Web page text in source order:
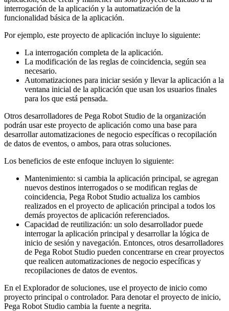
interrogación de la aplicación y la automatización de la
funcionalidad básica de la aplicación.
Por ejemplo, este proyecto de aplicación incluye lo siguiente:
La interrogación completa de la aplicación.
La modificación de las reglas de coincidencia, según sea
necesario.
Automatizaciones para iniciar sesión y llevar la aplicación a la
ventana inicial de la aplicación que usan los usuarios finales
para los que está pensada.
Otros desarrolladores de Pega Robot Studio de la organización
podrán usar este proyecto de aplicación como una base para
desarrollar automatizaciones de negocio específicas o recopilación
de datos de eventos, o ambos, para otras soluciones.
Los beneficios de este enfoque incluyen lo siguiente:
Mantenimiento: si cambia la aplicación principal, se agregan
nuevos destinos interrogados o se modifican reglas de
coincidencia, Pega Robot Studio actualiza los cambios
realizados en el proyecto de aplicación principal a todos los
demás proyectos de aplicación referenciados.
Capacidad de reutilización: un solo desarrollador puede
interrogar la aplicación principal y desarrollar la lógica de
inicio de sesión y navegación. Entonces, otros desarrolladores
de Pega Robot Studio pueden concentrarse en crear proyectos
que realicen automatizaciones de negocio específicas y
recopilaciones de datos de eventos.
En el Explorador de soluciones, use el proyecto de inicio como
proyecto principal o controlador. Para denotar el proyecto de inicio,
Pega Robot Studio cambia la fuente a negrita.